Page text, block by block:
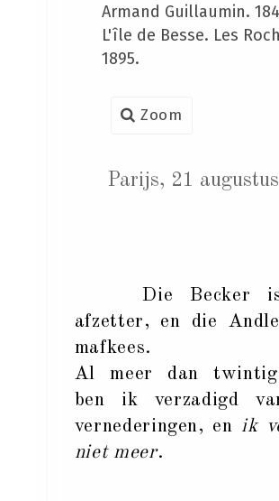
Armand Guillaumin.
L'île de Besse. Les
1895.
Zoom
Parijs, 21
Die Becker is
afzetter, en die
mafkees.
Al meer dan
ben ik verzadigd
vernederingen, en ik
niet meer.